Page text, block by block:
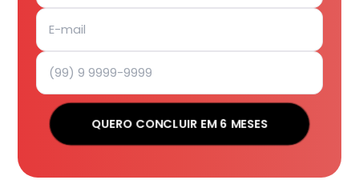
QUERO CONCLUIR EM 6 MESES